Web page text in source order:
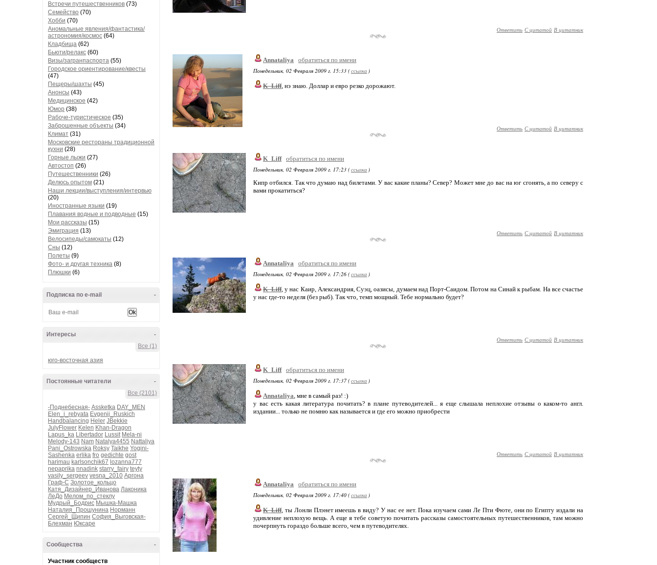
Встречи путешественников (73)
Семейство (70)
Хобби (70)
Аномальные явления/фантастика/
астрономия/космос (64)
Кладбища (62)
Бьюти/релакс (60)
Визы/загранпаспорта (55)
Городское ориентирование/квесты
(47)
Пещеры/шахты (45)
Анонсы (43)
Медицинское (42)
Юмор (38)
Рабоче-туристическое (35)
Заброшенные объекты (34)
Климат (31)
Московские рестораны традиционной
кухни (28)
Горные лыжи (27)
Автостоп (26)
Путешественники (26)
Делюсь опытом (21)
Наши лекции/выступления/интервью
(20)
Иностранные языки (19)
Плавания водные и подводные (15)
Мои рассказы (15)
Эмиграция (13)
Велосипеды/самокаты (12)
Сны (12)
Полеты (9)
Фото- и другая техника (8)
Плюшки (6)
-
Подписка по e-mail
-
Интересы
Все (1)
юго-восточная азия
-
Постоянные читатели
Все (2101)
-Поднебесная- Assketka DAY_MEN
Elen_i_rebyata Evgenij_Ruskich
Handbalancing Heler JBekkie
JulyFlower Kelen Khan-Dragon
Lapus_ka Libertador Lussit Mela-ni
Melody-143 Nam Natalya4455 Nattaliya
Pani_Ostrowska Roksy Taikhe Yogini-
Sashenka erlika fro gedichte gost
harimau karlsonchik67 lozanna777
nepaprika nnadink starry_fairy teyty
vasily_sergeev vesna_2010 Аргона
Граф-С Золотое_кольцо
Катя_Дизайнер_Иванова Лаконика
ЛеДо Мелом_по_стеклу
Мудрый_Бодрис Мышка-Машка
Наталия_Прошунина Норманн
Сергей_Щипин София_Выговская-
Блехман Юксаре
-
Сообщества
Участник сообществ
Ответить С цитатой В цитатник
Annataliya
обратиться по имени
Понедельник, 02 Февраля 2009 г. 15:33 (ссылка )
K_Liff, нэ знаю. Доллар и евро резко дорожают.
Ответить С цитатой В цитатник
K_Liff обратиться по имени
Понедельник, 02 Февраля 2009 г. 17:23 (ссылка )
Кипр отбился. Так что думаю над билетами. У вас какие планы? Север? Может мне до вас на юг сгонять, а по северу с
вами прокатиться?
Ответить С цитатой В цитатник
Annataliya
обратиться по имени
Понедельник, 02 Февраля 2009 г. 17:26 (ссылка )
K_Liff, у нас Каир, Александрия, Суэц, оазисы, думаем над Порт-Саидом. Потом на Синай к рыбам. На все счастье
у нас где-то неделя (без рыб). Так что, темп мощный. Тебе нормально будет?
Ответить С цитатой В цитатник
K_Liff обратиться по имени
Понедельник, 02 Февраля 2009 г. 17:37 (ссылка )
Annataliya, мне в самый раз! :)
у вас есть какая литература почитать? в плане путеводителей... я еще слышала неплохие отзывы о каком-то англ.
издании... только не помню как называется и где его можно приобрести
Ответить С цитатой В цитатник
Annataliya
обратиться по имени
Понедельник, 02 Февраля 2009 г. 17:40 (ссылка )
K_Liff, ты Лонли Плэнет имеешь в виду? У нас ее нет. Пока изучаем сами Ле Пти Фюте, они по Египту издали на
удивление неплохую вещь. А еще я тебе советую почитать рассказы самостоятельных путешественников, там можно
почерпнуть гораздо больше всего, чем в путеводителях.